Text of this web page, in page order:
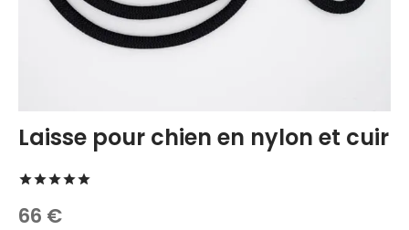
Laisse pour chien en nylon et cuir
66 €
🍪
de natation